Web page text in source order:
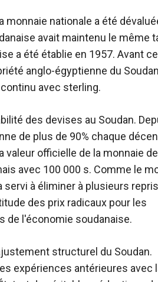
nationale a été
avait maintenu le même
a été établie en 1957. Avant
anglo-égyptienne du
avec sterling.
des devises au Soudan.
de plus de 90% chaque
officielle de la monnaie
avec 100 000 s. Comme le
à éliminer à plusieurs
des prix radicaux pour les
de l'économie soudanaise.
structurel du Soudan.
expériences antérieures avec